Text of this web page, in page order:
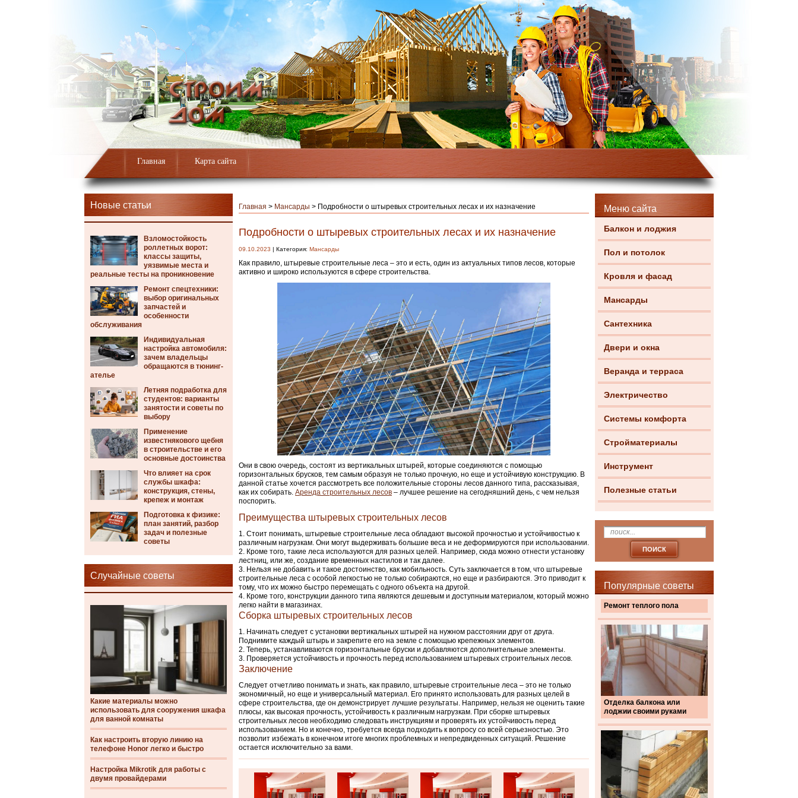
Главная Карта сайта
Новые статьи
Взломостойкость
роллетных ворот:
классы защиты,
уязвимые места и
реальные тесты на проникновение
Ремонт спецтехники:
выбор оригинальных
запчастей и
особенности
обслуживания
Индивидуальная
настройка автомобиля:
зачем владельцы
обращаются в тюнинг-
ателье
Летняя подработка для
студентов: варианты
занятости и советы по
выбору
Применение
известнякового щебня
в строительстве и его
основные достоинства
Что влияет на срок
службы шкафа:
конструкция, стены,
крепеж и монтаж
Подготовка к физике:
план занятий, разбор
задач и полезные
советы
Случайные советы
Какие материалы можно
использовать для сооружения шкафа
для ванной комнаты
Как настроить вторую линию на
телефоне Honor легко и быстро
Настройка Mikrotik для работы с
двумя провайдерами
Меню сайта
Балкон и лоджия
Пол и потолок
Кровля и фасад
Мансарды
Сантехника
Двери и окна
Веранда и терраса
Электричество
Системы комфорта
Стройматериалы
Инструмент
Полезные статьи
Популярные советы
Ремонт теплого пола
Отделка балкона или
лоджии своими руками
Главная > Мансарды > Подробности о штыревых строительных лесах и их назначение
Подробности о штыревых строительных лесах и их назначение
09.10.2023 | Категория: Мансарды
Как правило, штыревые строительные леса – это и есть, один из актуальных типов лесов, которые
активно и широко используются в сфере строительства.
Они в свою очередь, состоят из вертикальных штырей, которые соединяются с помощью
горизонтальных брусков, тем самым образуя не только прочную, но еще и устойчивую конструкцию. В
данной статье хочется рассмотреть все положительные стороны лесов данного типа, рассказывая,
как их собирать. Аренда строительных лесов – лучшее решение на сегодняшний день, с чем нельзя
поспорить.
Преимущества штыревых строительных лесов
Стоит понимать, штыревые строительные леса обладают высокой прочностью и устойчивостью к
различным нагрузкам. Они могут выдерживать большие веса и не деформируются при использовании.
Кроме того, такие леса используются для разных целей. Например, сюда можно отнести установку
лестниц, или же, создание временных настилов и так далее.
Нельзя не добавить и такое достоинство, как мобильность. Суть заключается в том, что штыревые
строительные леса с особой легкостью не только собираются, но еще и разбираются. Это приводит к
тому, что их можно быстро перемещать с одного объекта на другой.
Кроме того, конструкции данного типа являются дешевым и доступным материалом, который можно
легко найти в магазинах.
Сборка штыревых строительных лесов
Начинать следует с установки вертикальных штырей на нужном расстоянии друг от друга.
Поднимите каждый штырь и закрепите его на земле с помощью крепежных элементов.
Теперь, устанавливаются горизонтальные бруски и добавляются дополнительные элементы.
Проверяется устойчивость и прочность перед использованием штыревых строительных лесов.
Заключение
Следует отчетливо понимать и знать, как правило, штыревые строительные леса – это не только
экономичный, но еще и универсальный материал. Его принято использовать для разных целей в
сфере строительства, где он демонстрирует лучшие результаты. Например, нельзя не оценить такие
плюсы, как высокая прочность, устойчивость к различным нагрузкам. При сборке штыревых
строительных лесов необходимо следовать инструкциям и проверять их устойчивость перед
использованием. Но и конечно, требуется всегда подходить к вопросу со всей серьезностью. Это
позволит избежать в конечном итоге многих проблемных и непредвиденных ситуаций. Решение
остается исключительно за вами.